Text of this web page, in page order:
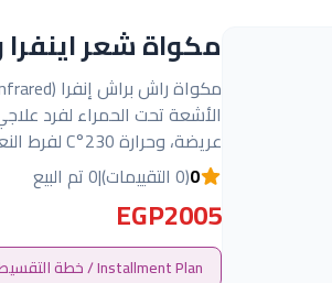
مكواة شعر
الأشعة تحت الحمراء لفرد
عريضة، وحرارة 230°C لفرط النعومة.
0(0 التقييمات) |0 تم البيع
EGP2005
Installment Plan / خطة التقسيط